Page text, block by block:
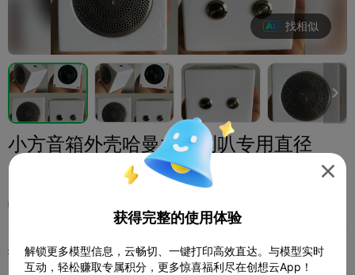
找相似

小方音箱外壳哈曼水晶喇叭专用直径
55mm 厚28mm
打印配置 添加 爱好与DIY  声音与音响设备

获得完整的使用体验
解锁更多模型信息，云畅切、一键打印高效直达。与模型实时
互动，轻松赚取专属积分，更多惊喜福利尽在创想云App！